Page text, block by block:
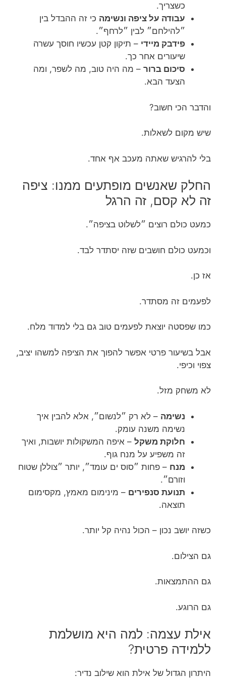
כשצריך.
עבודה על ציפה ונשימה כי זה ההבדל בין
״להילחם״ לבין ״לרחף״.
פידבק מיידי – תיקון קטן עכשיו חוסך עשרה
שיעורים אחר כך.
סיכום ברור – מה היה טוב, מה לשפר, ומה
הצעד הבא.
והדבר הכי חשוב?
שיש מקום לשאלות.
בלי להרגיש שאתה מעכב אף אחד.
החלק שאנשים מופתעים ממנו: ציפה
זה לא קסם, זה הרגל
כמעט כולם רוצים ״לשלוט בציפה״.
וכמעט כולם חושבים שזה יסתדר לבד.
אז כן.
לפעמים זה מסתדר.
כמו שפסטה יוצאת לפעמים טוב גם בלי למדוד מלח.
אבל בשיעור פרטי אפשר להפוך את הציפה למשהו יציב,
צפוי וכיפי.
לא משחק מזל.
נשימה – לא רק ״לנשום״, אלא להבין איך
נשימה משנה עומק.
חלוקת משקל – איפה המשקולות יושבות, ואיך
זה משפיע על מנח גוף.
מנח – פחות ״סוס ים עומד״, יותר ״צוללן שטוח
וזורם״.
תנועת סנפירים – מינימום מאמץ, מקסימום
תוצאה.
כשזה יושב נכון – הכול נהיה קל יותר.
גם הצילום.
גם ההתמצאות.
גם הרוגע.
אילת עצמה: למה היא מושלמת
ללמידה פרטית?
היתרון הגדול של אילת הוא שילוב נדיר: